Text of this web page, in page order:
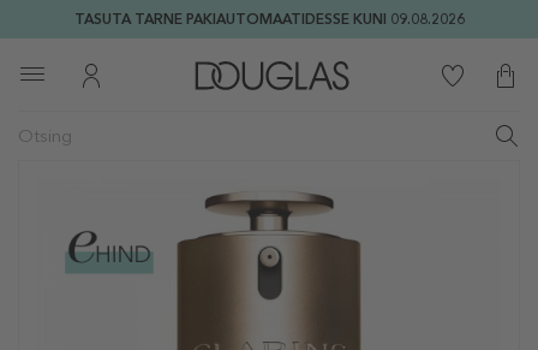
TASUTA TARNE PAKIAUTOMAATIDESSE KUNI 09.08.2026